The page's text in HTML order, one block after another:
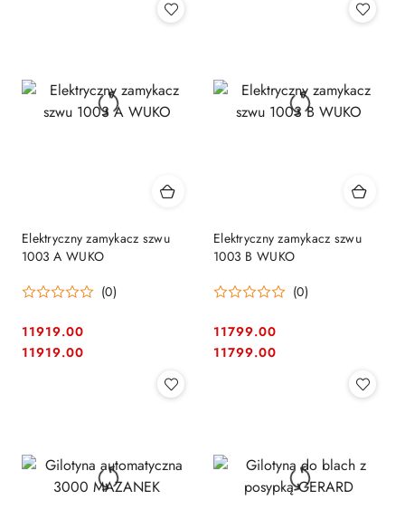
Elektryczny zamykacz szwu
1003 A WUKO
(0)
Cena:
11919.00
Cena:
11919.00
Elektryczny zamykacz szwu
1003 B WUKO
(0)
Cena:
11799.00
Cena:
11799.00